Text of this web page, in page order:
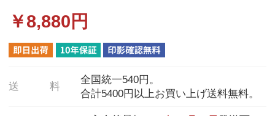
￥8,880 円
送 料
全国統一540円。
合計5400円以上お買い上げ送料無料。